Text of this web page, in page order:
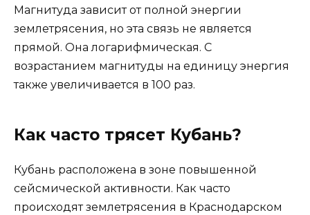
Магнитуда зависит от полной энергии
землетрясения, но эта связь не является
прямой. Она логарифмическая. С
возрастанием магнитуды на единицу энергия
также увеличивается в 100 раз.
Как часто трясет Кубань?
Кубань расположена в зоне повышенной
сейсмической активности. Как часто
происходят землетрясения в Краснодарском